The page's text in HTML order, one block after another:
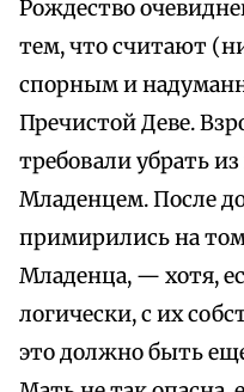
Рождество
тем, что считают
спорным и
Пречистой Деве.
требовали убрать
Младенцем. После
примирились на
Младенца, — хотя,
логически, с их
это должно быть